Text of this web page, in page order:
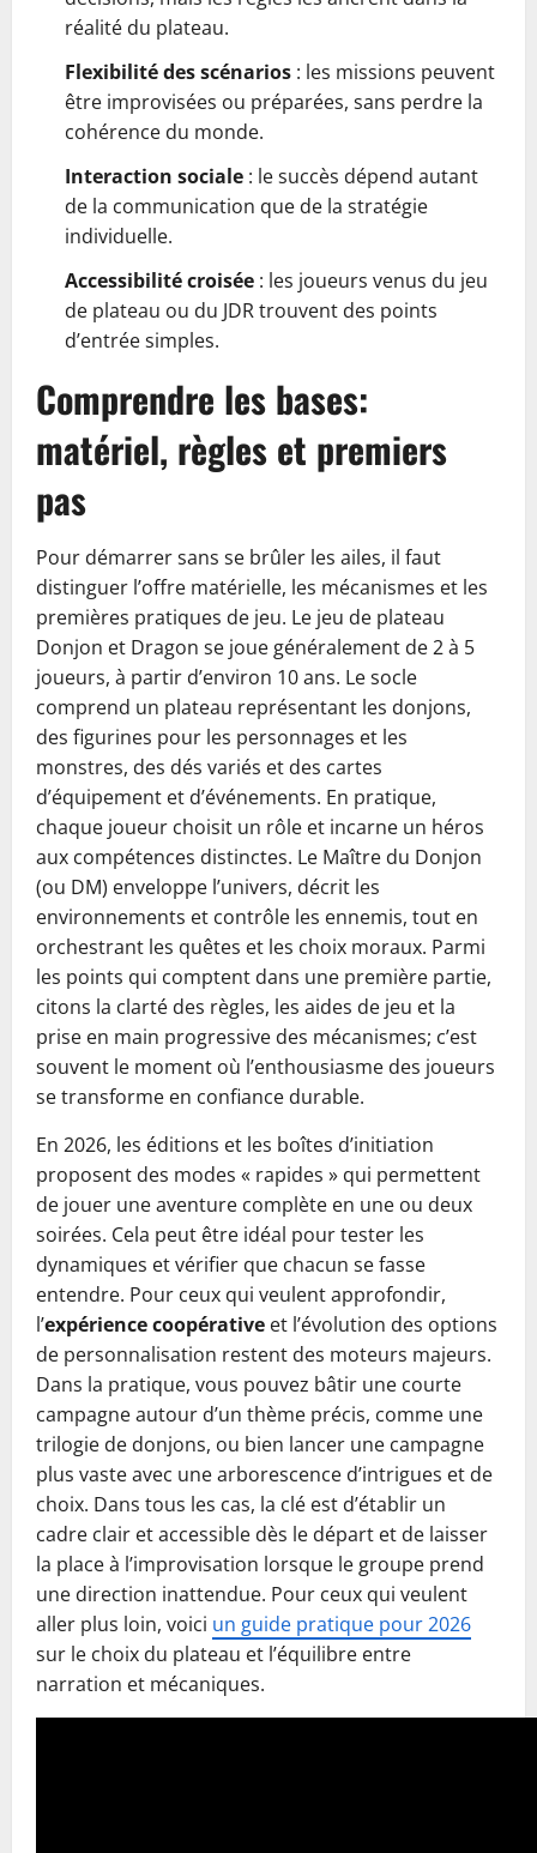
réalité du plateau.
Flexibilité des scénarios : les missions peuvent
être improvisées ou préparées, sans perdre la
cohérence du monde.
Interaction sociale : le succès dépend autant
de la communication que de la stratégie
individuelle.
Accessibilité croisée : les joueurs venus du jeu
de plateau ou du JDR trouvent des points
d’entrée simples.
Comprendre les bases:
matériel, règles et premiers
pas
Pour démarrer sans se brûler les ailes, il faut
distinguer l’offre matérielle, les mécanismes et les
premières pratiques de jeu. Le jeu de plateau
Donjon et Dragon se joue généralement de 2 à 5
joueurs, à partir d’environ 10 ans. Le socle
comprend un plateau représentant les donjons,
des figurines pour les personnages et les
monstres, des dés variés et des cartes
d’équipement et d’événements. En pratique,
chaque joueur choisit un rôle et incarne un héros
aux compétences distinctes. Le Maître du Donjon
(ou DM) enveloppe l’univers, décrit les
environnements et contrôle les ennemis, tout en
orchestrant les quêtes et les choix moraux. Parmi
les points qui comptent dans une première partie,
citons la clarté des règles, les aides de jeu et la
prise en main progressive des mécanismes; c’est
souvent le moment où l’enthousiasme des joueurs
se transforme en confiance durable.
En 2026, les éditions et les boîtes d’initiation
proposent des modes « rapides » qui permettent
de jouer une aventure complète en une ou deux
soirées. Cela peut être idéal pour tester les
dynamiques et vérifier que chacun se fasse
entendre. Pour ceux qui veulent approfondir,
l’expérience coopérative et l’évolution des options
de personnalisation restent des moteurs majeurs.
Dans la pratique, vous pouvez bâtir une courte
campagne autour d’un thème précis, comme une
trilogie de donjons, ou bien lancer une campagne
plus vaste avec une arborescence d’intrigues et de
choix. Dans tous les cas, la clé est d’établir un
cadre clair et accessible dès le départ et de laisser
la place à l’improvisation lorsque le groupe prend
une direction inattendue. Pour ceux qui veulent
aller plus loin, voici un guide pratique pour 2026
sur le choix du plateau et l’équilibre entre
narration et mécaniques.